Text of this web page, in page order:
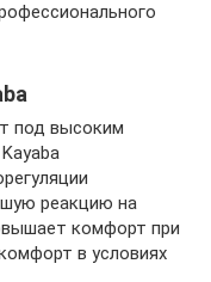
под высоким
реакцию на
комфорт при
в условиях